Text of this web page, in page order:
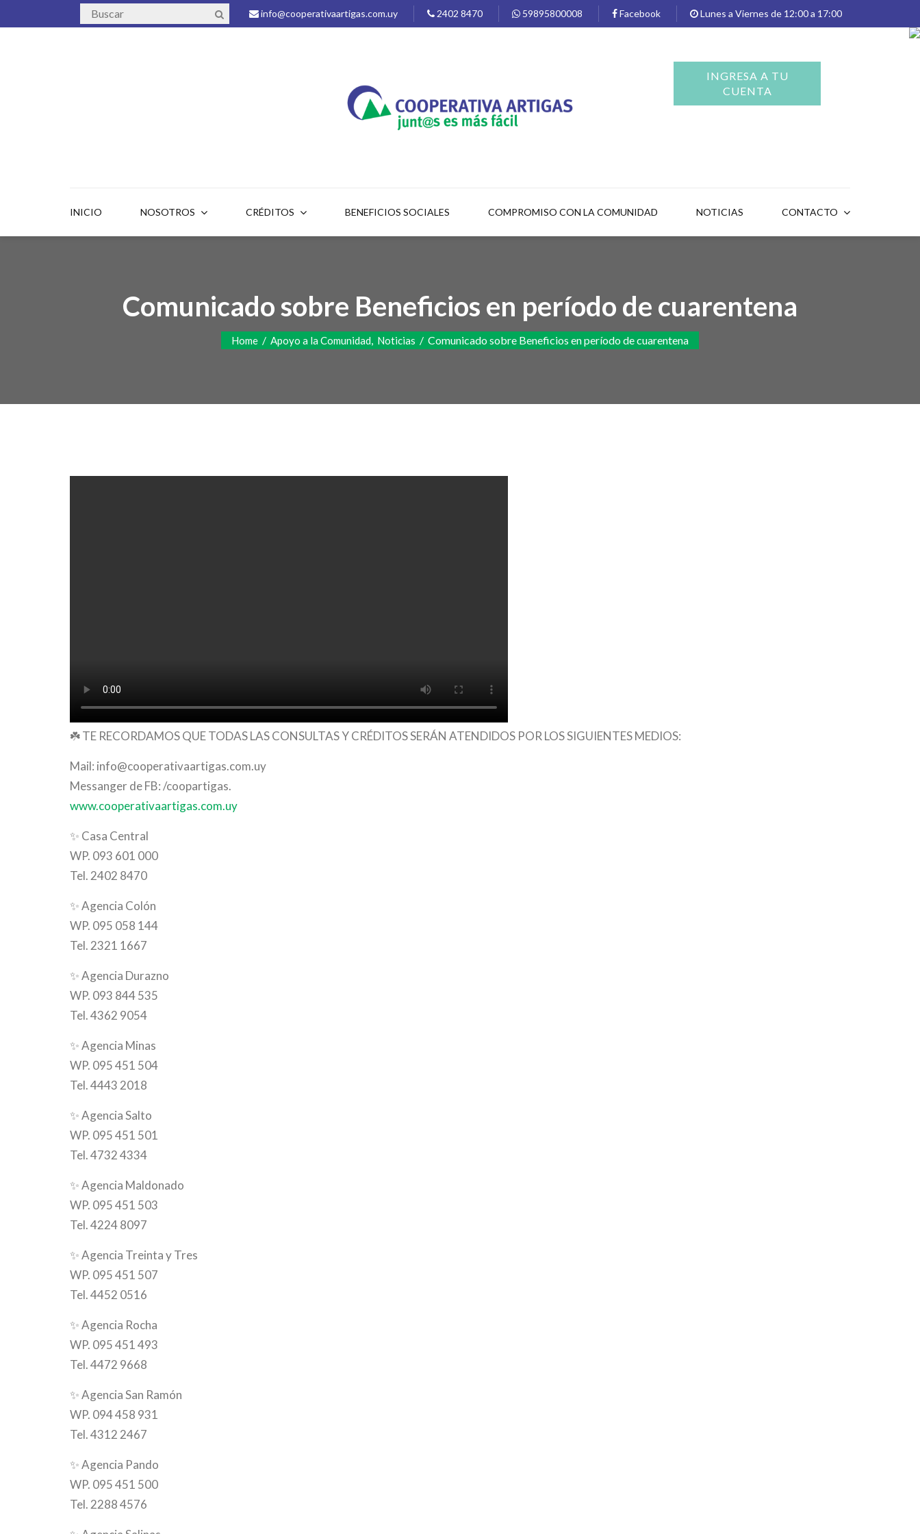
info@cooperativaartigas.com.uy 2402 8470 59895800008 Facebook Lunes a Viernes de 12:00 a 17:00
INGRESA A TU
CUENTA
INICIO NOSOTROS CRÉDITOS BENEFICIOS SOCIALES COMPROMISO CON LA COMUNIDAD NOTICIAS CONTACTO
Comunicado sobre Beneficios en período de cuarentena
Home / Apoyo a la Comunidad, Noticias / Comunicado sobre Beneficios en período de cuarentena
☘️TE RECORDAMOS QUE TODAS LAS CONSULTAS Y CRÉDITOS SERÁN ATENDIDOS POR LOS SIGUIENTES MEDIOS:
Mail: info@cooperativaartigas.com.uy
Messanger de FB: /coopartigas.
www.cooperativaartigas.com.uy
✨ Casa Central
WP. 093 601 000
Tel. 2402 8470
✨Agencia Colón
WP. 095 058 144
Tel. 2321 1667
✨Agencia Durazno
WP. 093 844 535
Tel. 4362 9054
✨Agencia Minas
WP. 095 451 504
Tel. 4443 2018
✨Agencia Salto
WP. 095 451 501
Tel. 4732 4334
✨Agencia Maldonado
WP. 095 451 503
Tel. 4224 8097
✨Agencia Treinta y Tres
WP. 095 451 507
Tel. 4452 0516
✨Agencia Rocha
WP. 095 451 493
Tel. 4472 9668
✨Agencia San Ramón
WP. 094 458 931
Tel. 4312 2467
✨Agencia Pando
WP. 095 451 500
Tel. 2288 4576